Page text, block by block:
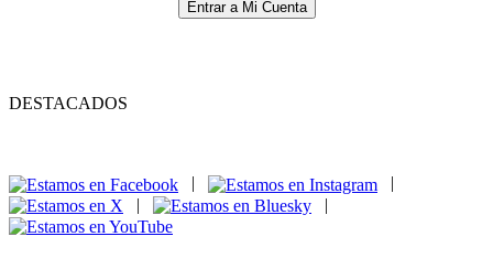
Entrar a Mi Cuenta
DESTACADOS
|
|